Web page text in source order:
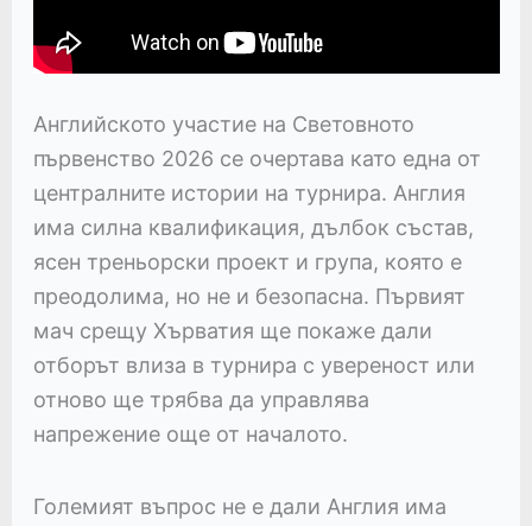
Английското участие на Световното
първенство 2026 се очертава като една от
централните истории на турнира. Англия
има силна квалификация, дълбок състав,
ясен треньорски проект и група, която е
преодолима, но не и безопасна. Първият
мач срещу Хърватия ще покаже дали
отборът влиза в турнира с увереност или
отново ще трябва да управлява
напрежение още от началото.
Големият въпрос не е дали Англия има